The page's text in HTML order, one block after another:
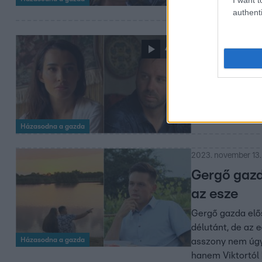
4:13
Házasodna a gazda
Gyuri az
Gyuri és Anna
nyaralással
Házasodna a gazda
2023. november
Gergő
az esze
Gergő gazda
délutánt, de az
asszony nem
hanem Viktortól